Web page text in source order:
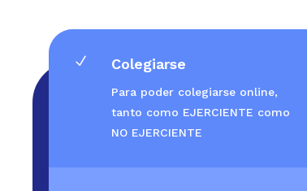
N Colegiarse
Para poder colegiarse online,
tanto como EJERCIENTE como
NO EJERCIENTE